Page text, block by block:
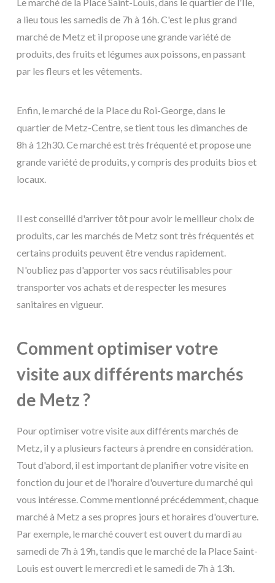
a lieu tous les samedis de 7h à 16h. C'est le plus grand
marché de Metz et il propose une grande variété de
produits, des fruits et légumes aux poissons, en passant
par les fleurs et les vêtements.
Enfin, le marché de la Place du Roi-George, dans le
quartier de Metz-Centre, se tient tous les dimanches de
8h à 12h30. Ce marché est très fréquenté et propose une
grande variété de produits, y compris des produits bios et
locaux.
Il est conseillé d'arriver tôt pour avoir le meilleur choix de
produits, car les marchés de Metz sont très fréquentés et
certains produits peuvent être vendus rapidement.
N'oubliez pas d'apporter vos sacs réutilisables pour
transporter vos achats et de respecter les mesures
sanitaires en vigueur.
Comment optimiser votre
visite aux différents marchés
de Metz ?
Pour optimiser votre visite aux différents marchés de
Metz, il y a plusieurs facteurs à prendre en considération.
Tout d'abord, il est important de planifier votre visite en
fonction du jour et de l'horaire d'ouverture du marché qui
vous intéresse. Comme mentionné précédemment, chaque
marché à Metz a ses propres jours et horaires d'ouverture.
Par exemple, le marché couvert est ouvert du mardi au
samedi de 7h à 19h, tandis que le marché de la Place Saint-
Louis est ouvert le mercredi et le samedi de 7h à 13h.